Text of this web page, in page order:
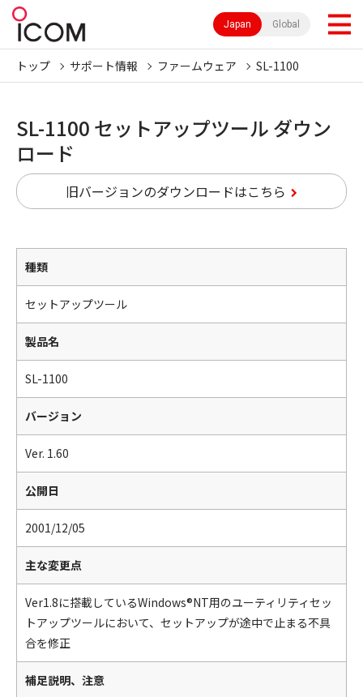
Japan Global
トップ サポート情報 ファームウェア SL-1100
SL-1100 セットアップツール ダウン
ロード
旧バージョンのダウンロードはこちら
種類
セットアップツール
製品名
SL-1100
バージョン
Ver. 1.60
公開日
2001/12/05
主な変更点
Ver1.8に搭載しているWindows®NT用のユーティリティセッ
トアップツールにおいて、セットアップが途中で止まる不具
合を修正
補足説明、注意